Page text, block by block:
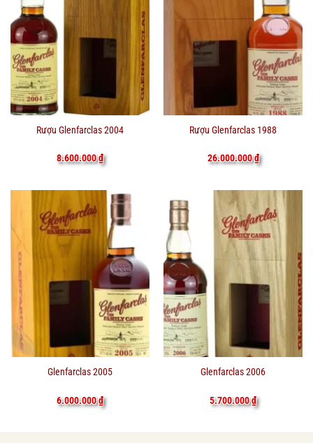
Rượu Glenfarclas 2004
8.600.000₫
Rượu Glenfarclas 1988
26.000.000₫
Glenfarclas 2005
6.000.000₫
Glenfarclas 2006
5.700.000₫